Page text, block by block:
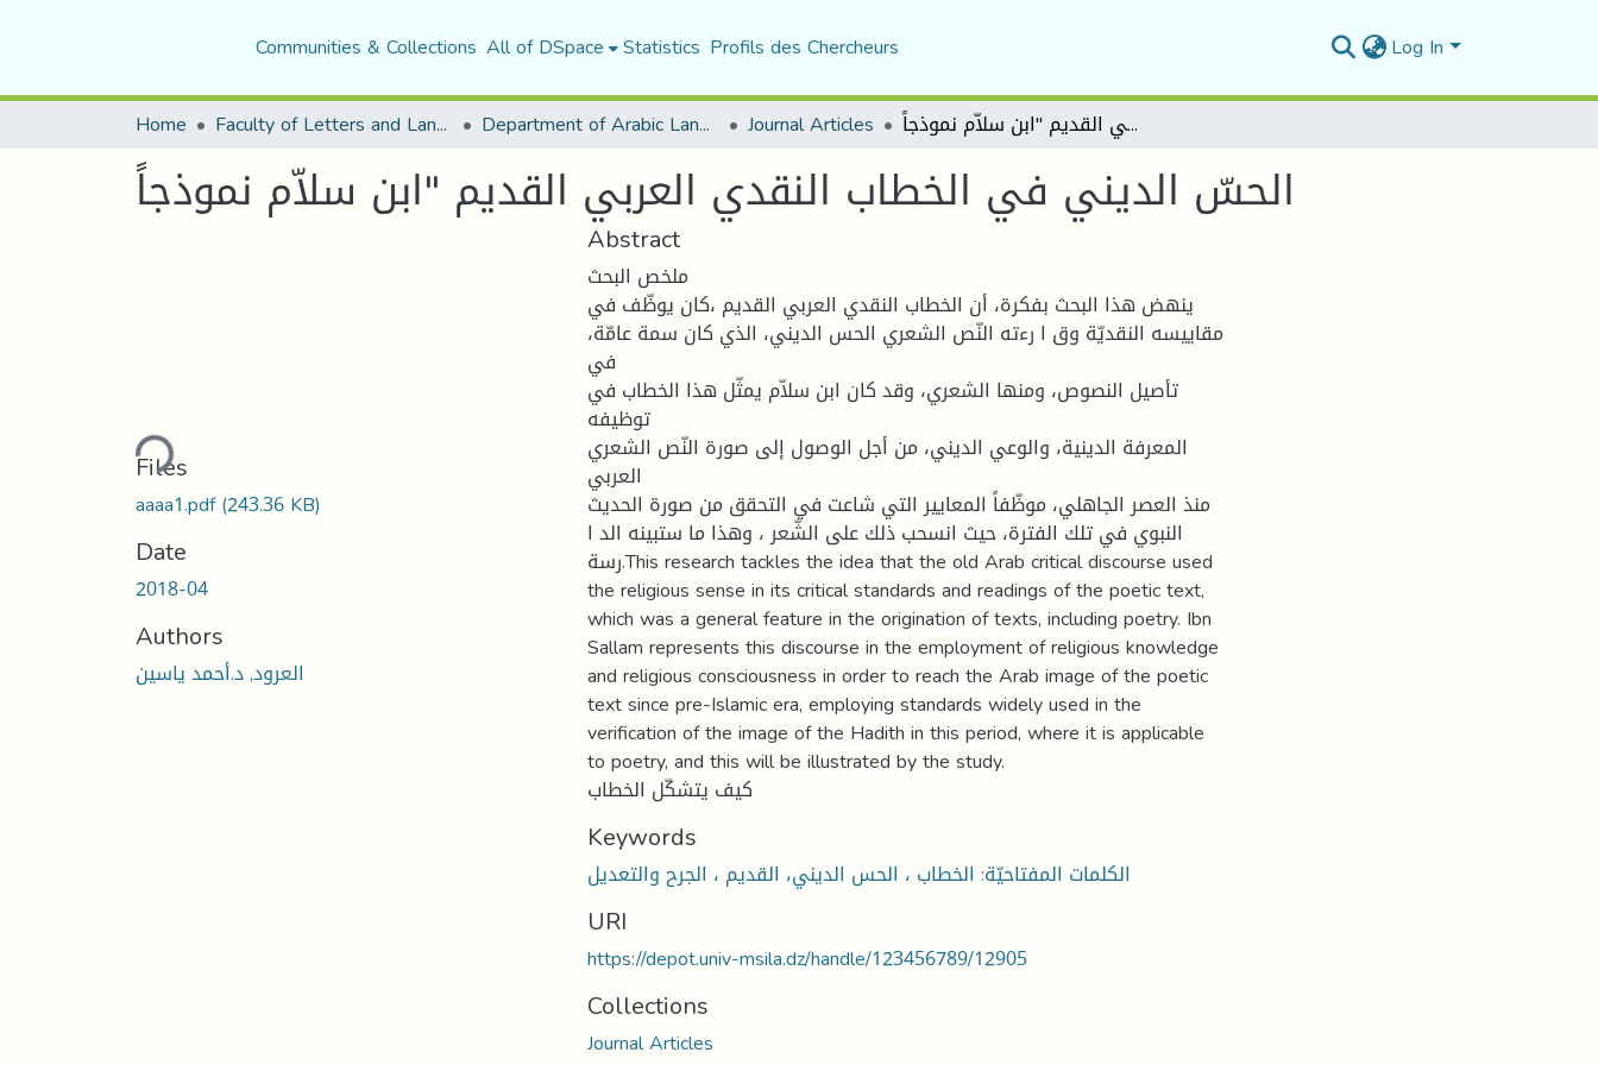
Communities & Collections All of DSpace Statistics Profils des Chercheurs Log In
Home Faculty of Letters and Languages Department of Arabic Language and Literature Journal Articles الحسّ الديني في الخطاب النقدي العربي القديم "ابن سلاّم نموذجاً
الحسّ الديني في الخطاب النقدي العربي القديم "ابن سلاّم نموذجاً
Loading...
Files
aaaa1.pdf(243.36 KB)
Date
2018-04
Authors
العرود, د.أحمد ياسين
Abstract
ملخص البحث
ينهض هذا البحث بفكرة، أن الخطاب النقدي العربي القديم ،كان يوظّف في
مقاييسه النقديّة وق ا رءته النّص الشعري الحس الديني، الذي كان سمة عامّة،
في
تأصيل النصوص، ومنها الشعري، وقد كان ابن سلاّم يمثّل هذا الخطاب في
توظيفه
المعرفة الدينية، والوعي الديني، من أجل الوصول إلى صورة النّص الشعري
العربي
منذ العصر الجاهلي، موظّفاً المعايير التي شاعت في التحقق من صورة الحديث
النبوي في تلك الفترة، حيث انسحب ذلك على الشّعر ، وهذا ما ستبينه الد ا
رسة.This research tackles the idea that the old Arab critical discourse used
the religious sense in its critical standards and readings of the poetic text,
which was a general feature in the origination of texts, including poetry. Ibn
Sallam represents this discourse in the employment of religious knowledge
and religious consciousness in order to reach the Arab image of the poetic
text since pre-Islamic era, employing standards widely used in the
verification of the image of the Hadith in this period, where it is applicable
to poetry, and this will be illustrated by the study.
كيف يتشكّل الخطاب
Keywords
الكلمات المفتاحيّة: الخطاب ، الحس الديني، القديم ، الجرح والتعديل
URI
https://depot.univ-msila.dz/handle/123456789/12905
Collections
Journal Articles